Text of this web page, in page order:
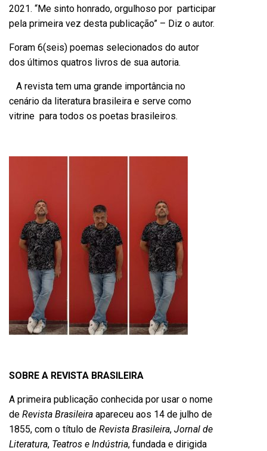
2021. “Me sinto honrado, orgulhoso por participar
pela primeira vez desta publicação” – Diz o autor.
Foram 6(seis) poemas selecionados do autor
dos últimos quatros livros de sua autoria.
A revista tem uma grande importância no
cenário da literatura brasileira e serve como
vitrine para todos os poetas brasileiros.
SOBRE A REVISTA BRASILEIRA
A primeira publicação conhecida por usar o nome
de Revista Brasileira apareceu aos 14 de julho de
1855, com o título de Revista Brasileira, Jornal de
Literatura, Teatros e Indústria, fundada e dirigida